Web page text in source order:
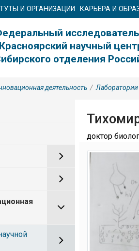
И ОРГАНИЗАЦИИ КАРЬЕРА И
научный
отделения
деятельность /
доктор